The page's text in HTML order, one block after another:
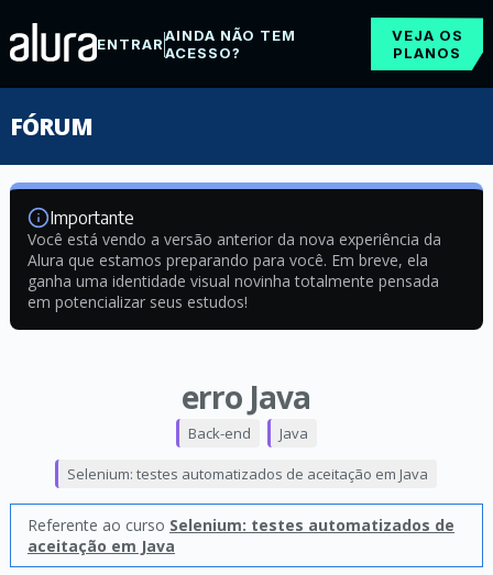
ENTRARAINDA NÃO TEM
ACESSO?
VEJA OS
PLANOS
FÓRUM
Importante
Você está vendo a versão anterior da nova experiência da
Alura que estamos preparando para você. Em breve, ela
ganha uma identidade visual novinha totalmente pensada
em potencializar seus estudos!
erro Java
Back-end Java
Selenium: testes automatizados de aceitação em Java
Referente ao curso Selenium: testes automatizados de
aceitação em Java